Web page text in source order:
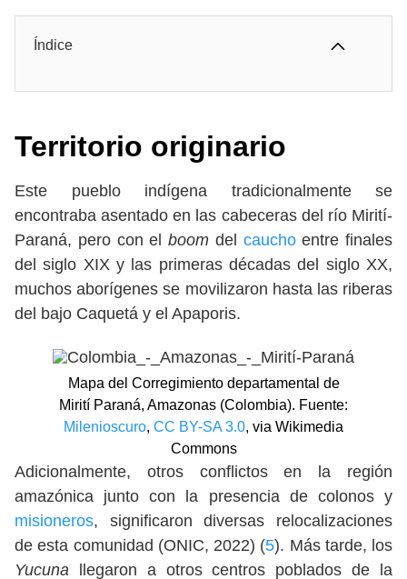
Índice
Territorio originario
Este pueblo indígena tradicionalmente se
encontraba asentado en las cabeceras del río Mirití-
Paraná, pero con el boom del cauchoentre finales
del siglo XIX y las primeras décadas del siglo XX,
muchos aborígenes se movilizaron hasta las riberas
del bajo Caquetá y el Apaporis.
Mapa del Corregimiento departamental de
Mirití Paraná, Amazonas (Colombia). Fuente:
Milenioscuro, CC BY-SA 3.0, via Wikimedia
Commons
Adicionalmente, otros conflictos en la región
amazónica junto con la presencia de colonos y
misioneros, significaron diversas relocalizaciones
de esta comunidad (ONIC, 2022) (5). Más tarde, los
Yucuna llegaron a otros centros poblados de la